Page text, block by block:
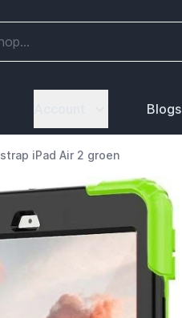
Blogs
iPad Air 2 groen